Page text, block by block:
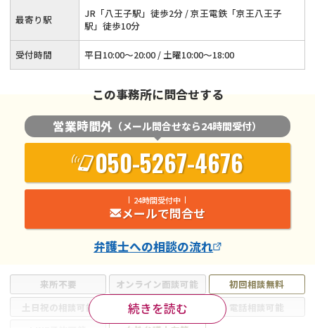
来所不要 オンライン面談可能
初回相談無料
土日祝の相談可能
19時以降電話可能
電話相談可能
続きを読む
最寄り駅
JR「八王子駅」徒歩2分 / 京王電鉄「京王八王子
駅」徒歩10分
受付時間 平日10:00～20:00 / 土曜10:00～18:00
この事務所に問合せする
営業時間外 （メール問合せなら24時間受付）
050-5267-4676
24時間受付中
メールで問合せ
弁護士への相談の流れ